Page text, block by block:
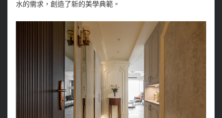
水的需求，創造了新的美學典範。